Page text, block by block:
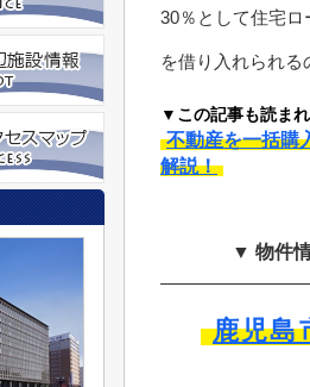
30％として住宅
を借り入れられる
▼この記事も読ま
不動産を一括購
解説！
▼ 物件
鹿児島